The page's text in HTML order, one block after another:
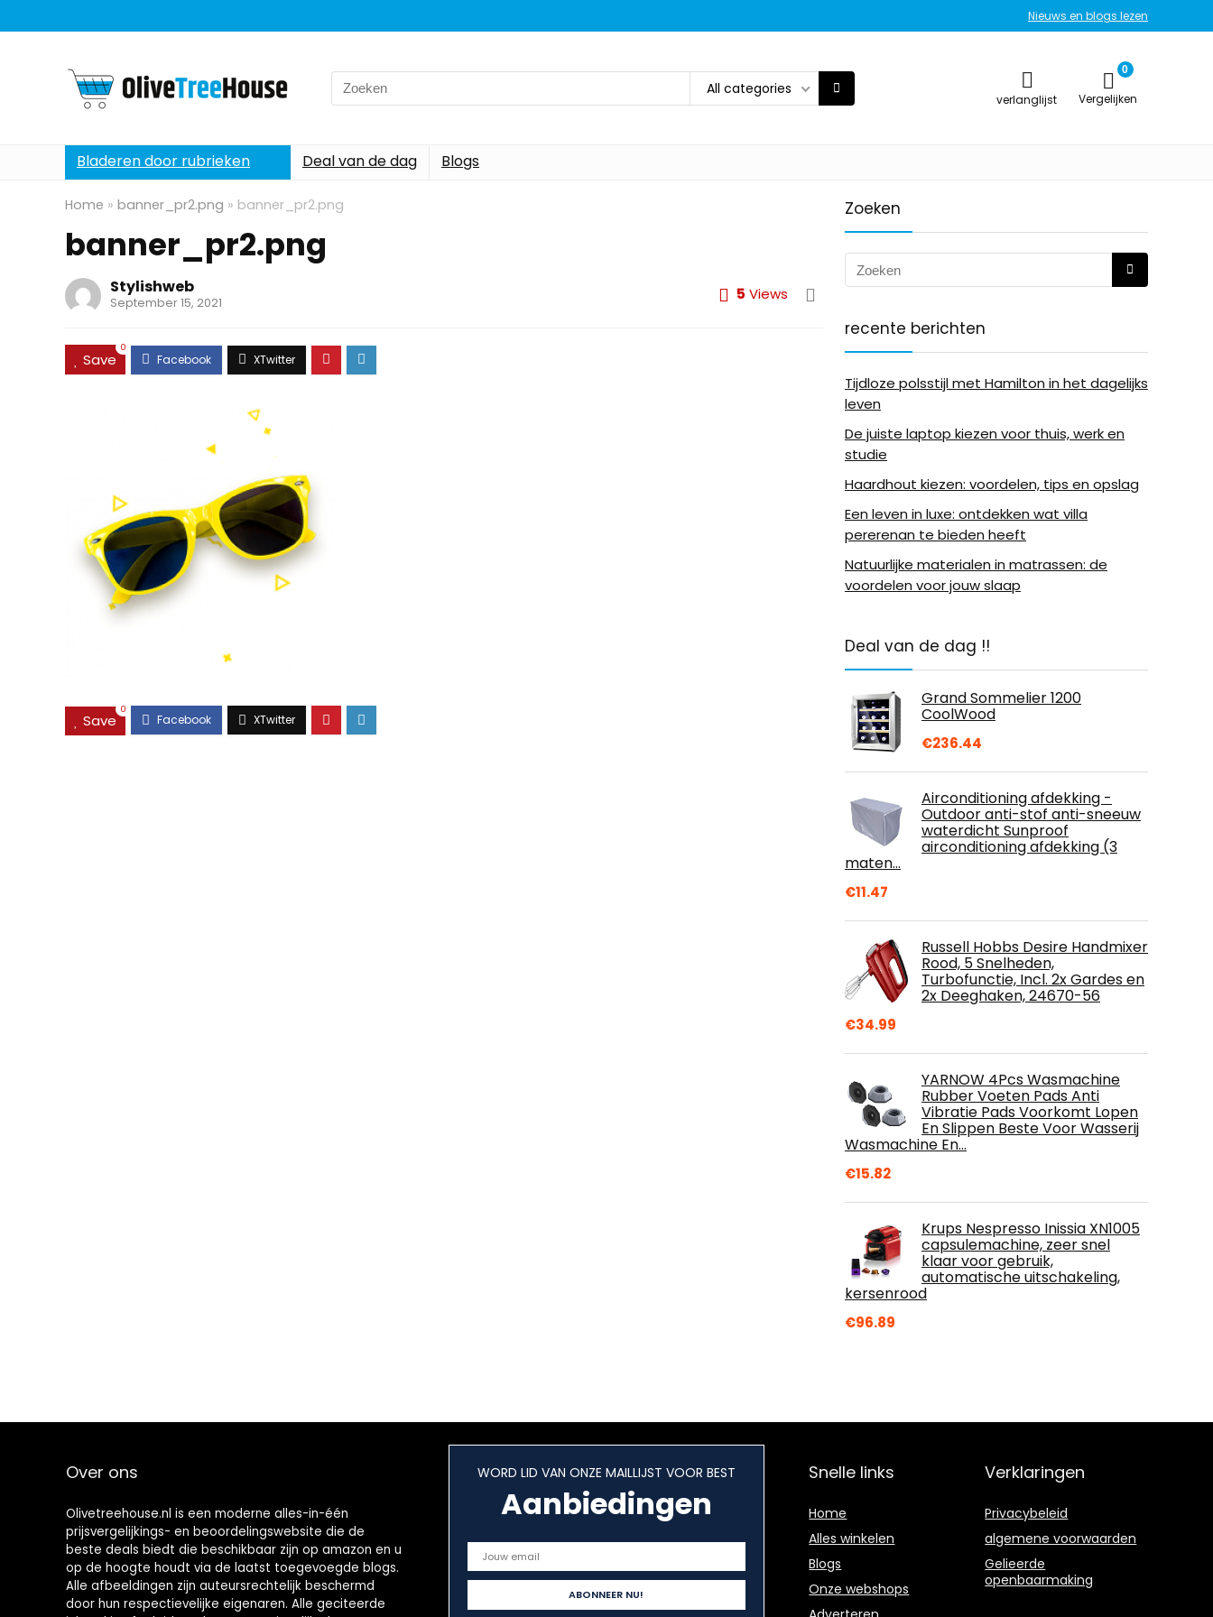
Nieuws en blogs lezen
Search
for:
All categories
verlanglijst
0
Vergelijken
Bladeren door rubrieken Deal van de dag Blogs
Home » banner_pr2.png » banner_pr2.png
banner_pr2.png
Stylishweb
September 15, 2021 5 Views
Save
0
Save
0
Zoeken
recente berichten
Tijdloze polsstijl met Hamilton in het dagelijks
leven
De juiste laptop kiezen voor thuis, werk en
studie
Haardhout kiezen: voordelen, tips en opslag
Een leven in luxe: ontdekken wat villa
pererenan te bieden heeft
Natuurlijke materialen in matrassen: de
voordelen voor jouw slaap
Deal van de dag !!
Grand Sommelier 1200
CoolWood
€236.44
Airconditioning afdekking -
Outdoor anti-stof anti-sneeuw
waterdicht Sunproof
airconditioning afdekking (3
maten…
€11.47
Russell Hobbs Desire Handmixer
Rood, 5 Snelheden,
Turbofunctie, Incl. 2x Gardes en
2x Deeghaken, 24670-56
€34.99
YARNOW 4Pcs Wasmachine
Rubber Voeten Pads Anti
Vibratie Pads Voorkomt Lopen
En Slippen Beste Voor Wasserij
Wasmachine En…
€15.82
Krups Nespresso Inissia XN1005
capsulemachine, zeer snel
klaar voor gebruik,
automatische uitschakeling,
kersenrood
€96.89
Over ons
Olivetreehouse.nl is een moderne alles-in-één
prijsvergelijkings- en beoordelingswebsite die de
beste deals biedt die beschikbaar zijn op amazon en u
op de hoogte houdt via de laatst toegevoegde blogs.
Alle afbeeldingen zijn auteursrechtelijk beschermd
door hun respectievelijke eigenaren. Alle geciteerde
WORD LID VAN ONZE MAILLIJST VOOR BEST
Aanbiedingen
Snelle links
Home
Alles winkelen
Blogs
Onze webshops
Verklaringen
Privacybeleid
algemene voorwaarden
Gelieerde
openbaarmaking